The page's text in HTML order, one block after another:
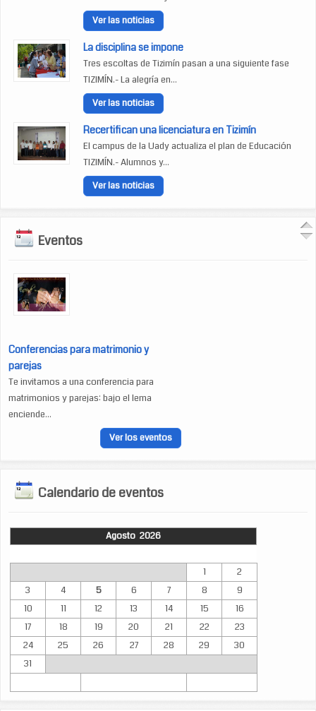
Ver las noticias
La disciplina se impone
Tres escoltas de Tizimín pasan a una siguiente fase
TIZIMÍN.- La alegría en...
Ver las noticias
Recertifican una licenciatura en Tizimín
El campus de la Uady actualiza el plan de Educación
TIZIMÍN.- Alumnos y...
Ver las noticias
Eventos
Conferencias para matrimonio y
parejas
Te invitamos a una conferencia para
matrimonios y parejas: bajo el lema
enciende...
Ver los eventos
Calendario de eventos
Agosto 2026
1
2
3
4 5 6 7 8
9
10
11 12 13 14 15
16
17
18 19 20 21 22
23
24
25 26 27 28 29
30
31